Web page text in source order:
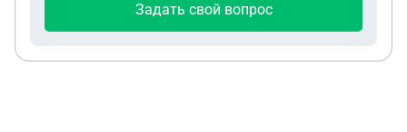
Какой правильный и эффективный алгоритм
кто может установить личности к которым
Задать свой вопрос